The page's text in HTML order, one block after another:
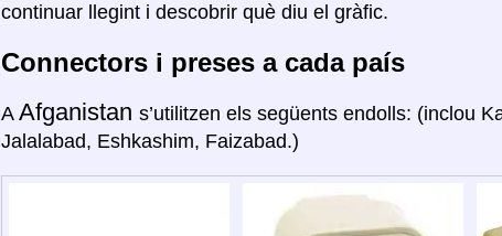
continuar llegint i descobrir què diu el gràfic.
Connectors i preses a cada país
A Afganistan s’utilitzen els següents endolls: (inclou
Jalalabad, Eshkashim, Faizabad.)